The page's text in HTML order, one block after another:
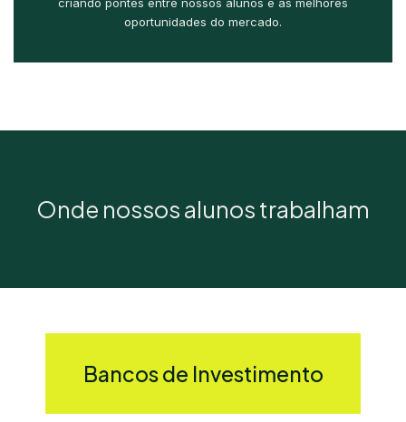
oportunidades do mercado.
Onde nossos alunos trabalham
Bancos de Investimento